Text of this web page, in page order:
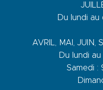
Du lundi au
AVRIL, MAI, JUIN,
Du lundi
Samedi :